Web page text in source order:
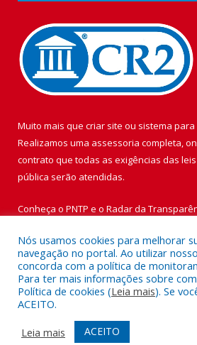
Muito mais que criar site ou sistema
Realizamos uma assessoria completa,
contrato que todas as exigências das
pública serão atendidas.
Conheça o PNTP e o Radar da
Todos os direitos reservados a
Nazaré.
Mapa do Site
Acessar Área
Nós usamos cookies para melhorar
navegação no portal. Ao utilizar
concorda com a política de
Para ter mais informações sobre
Política de cookies (Leia mais). Se
ACEITO.
Leia mais
ACEITO